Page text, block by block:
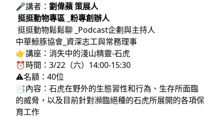
🎤講者： 劉偉蘋 策展人
挺挺動物專區 _粉專創辦人
挺挺動物鬆鬆聊 _Podcast企劃與主持人
中華鯨豚協會_資深志工與常務理事
👉講座：消失中的淺山精靈-石虎
⏰時間：3/22（六）14:00-15:30
⚠️名額：40位
📑內容：石虎在野外的生態習性和行為、生存所面臨
的威脅，以及目前針對瀕臨絕種的石虎所展開的各項保
育工作